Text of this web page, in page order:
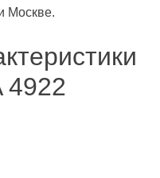
Москве.
4922